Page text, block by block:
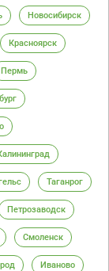
Новосибирск
Красноярск
Пермь
Таганрог
Петрозаводск
Смоленск
Иваново